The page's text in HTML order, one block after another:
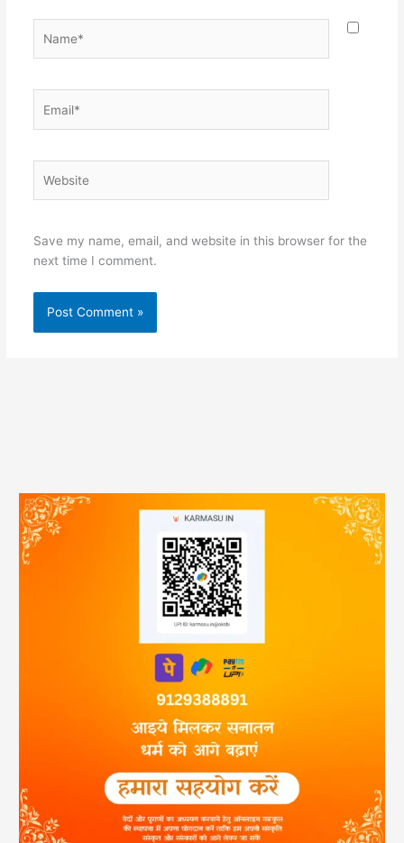
Save my name, email, and website in this browser for the
next time I comment.